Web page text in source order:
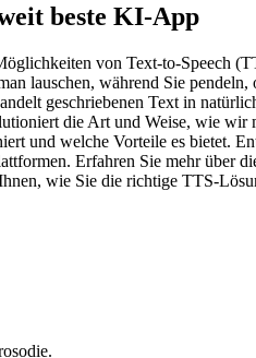
beste KI-App
von Text-to-Speech
lauschen, während Sie
geschriebenen Text in
die Art und Weise, wie
und welche Vorteile es bietet.
Erfahren Sie mehr
wie Sie die richtige TTS-